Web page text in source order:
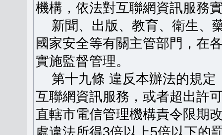
機構，依法對互聯網資訊服務
新聞、出版、教育、衛生、
國家安全等有關主管部門，在
實施監督管理。
第十九條 違反本辦法的規定
互聯網資訊服務，或者超出許
直轄市電信管理機構責令限期
處違法所得3倍以上5倍以下的